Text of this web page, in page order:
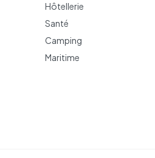
Hôtellerie
Santé
Camping
Maritime